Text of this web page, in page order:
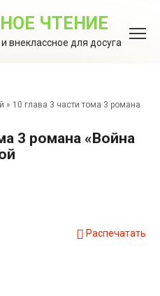
ЧТЕНИЕ
внеклассное для досуга
» 10 глава 3 части тома 3 романа
Распечатать